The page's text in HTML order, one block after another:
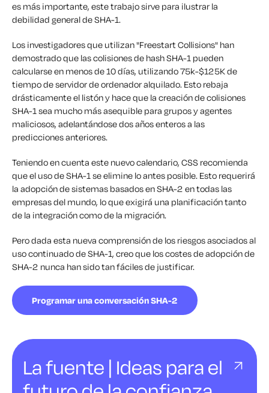
es más importante, este trabajo sirve para ilustrar la
debilidad general de SHA-1.
Los investigadores que utilizan "Freestart Collisions" han
demostrado que las colisiones de hash SHA-1 pueden
calcularse en menos de 10 días, utilizando 75k-$125K de
tiempo de servidor de ordenador alquilado. Esto rebaja
drásticamente el listón y hace que la creación de colisiones
SHA-1 sea mucho más asequible para grupos y agentes
maliciosos, adelantándose dos años enteros a las
predicciones anteriores.
Teniendo en cuenta este nuevo calendario, CSS recomienda
que el uso de SHA-1 se elimine lo antes posible. Esto requerirá
la adopción de sistemas basados en SHA-2 en todas las
empresas del mundo, lo que exigirá una planificación tanto
de la integración como de la migración.
Pero dada esta nueva comprensión de los riesgos asociados al
uso continuado de SHA-1, creo que los costes de adopción de
SHA-2 nunca han sido tan fáciles de justificar.
Programar una conversación SHA-2
La fuente | Ideas para el